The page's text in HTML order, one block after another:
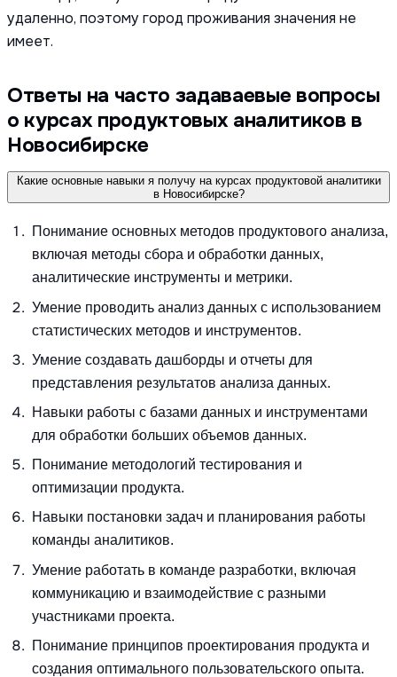
удаленно, поэтому город проживания значения не
имеет.
Ответы на часто задаваевые вопросы
о курсах продуктовых аналитиков в
Новосибирске
Какие основные навыки я получу на курсах продуктовой аналитики
в Новосибирске?
Понимание основных методов продуктового анализа,
включая методы сбора и обработки данных,
аналитические инструменты и метрики.
Умение проводить анализ данных с использованием
статистических методов и инструментов.
Умение создавать дашборды и отчеты для
представления результатов анализа данных.
Навыки работы с базами данных и инструментами
для обработки больших объемов данных.
Понимание методологий тестирования и
оптимизации продукта.
Навыки постановки задач и планирования работы
команды аналитиков.
Умение работать в команде разработки, включая
коммуникацию и взаимодействие с разными
участниками проекта.
Понимание принципов проектирования продукта и
создания оптимального пользовательского опыта.